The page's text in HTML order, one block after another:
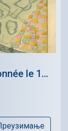
Plan de la glorieuse bataille donnée le 16.e aout, 1717. proche de Belgrade, entre une partie de l' Armée Imperiale compossée de 50. Bataillons 51. Compagnies de Grenadiers, et 24. Regimens de Gavaleric, sous le Comandem. de S. A. S. monseigneur le Prince Eugene de Savoye, et l' Armée de 200 000. Hommes